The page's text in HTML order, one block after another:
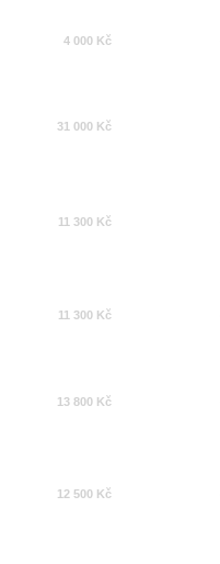
4 000 Kč
31 000 Kč
11 300 Kč
11 300 Kč
13 800 Kč
12 500 Kč